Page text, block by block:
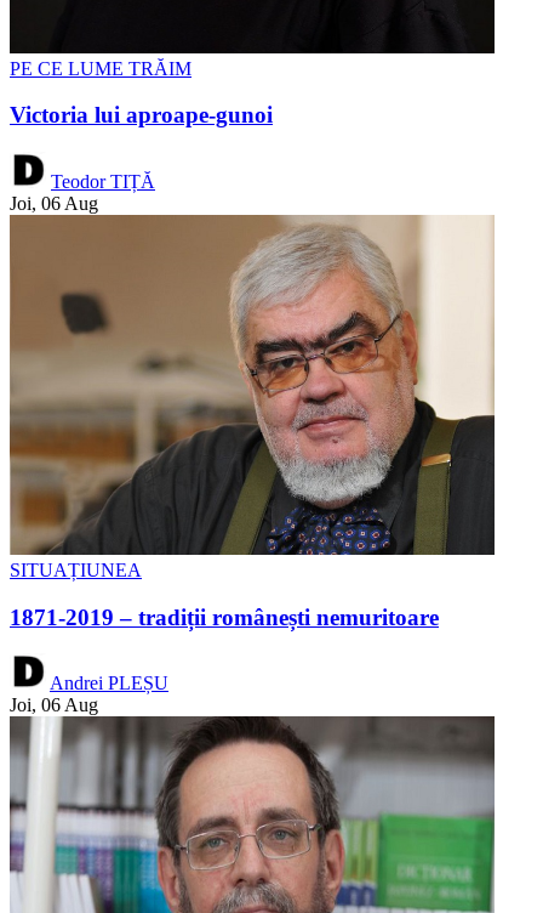
PE CE LUME TRĂIM
Victoria lui aproape-gunoi
Teodor TIȚĂ
Joi, 06 Aug
SITUAȚIUNEA
1871-2019 – tradiții românești nemuritoare
Andrei PLEȘU
Joi, 06 Aug